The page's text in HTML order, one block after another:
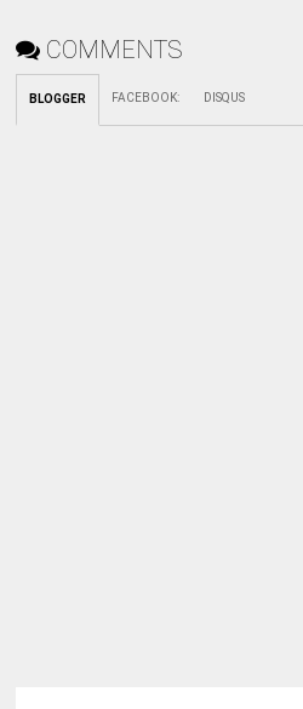
COMMENTS
BLOGGER FACEBOOK: DISQUS